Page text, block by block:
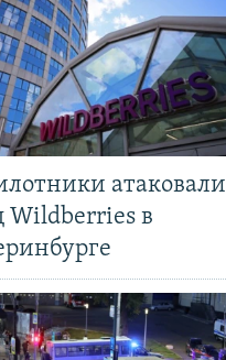
атаковали
Wildberries в